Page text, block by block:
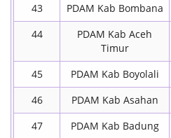
43
PDAM Kab Bombana
44
PDAM Kab Aceh
Timur
45 PDAM Kab Boyolali
46
PDAM Kab Asahan
47
PDAM Kab Badung